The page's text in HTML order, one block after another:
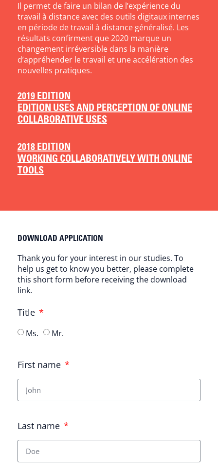
Il permet de faire un bilan de l’expérience du
travail à distance avec des outils digitaux internes
en période de travail à distance généralisé. Les
résultats confirment que 2020 marque un
changement irréversible dans la manière
d’appréhender le travail et une accélération des
nouvelles pratiques.
2019 EDITION
EDITION USES AND PERCEPTION OF ONLINE
COLLABORATIVE USES
2018 EDITION
WORKING COLLABORATIVELY WITH ONLINE
TOOLS
DOWNLOAD APPLICATION
Thank you for your interest in our studies. To
help us get to know you better, please complete
this short form before receiving the download
link.
Title
Ms. Mr.
First name
Last name